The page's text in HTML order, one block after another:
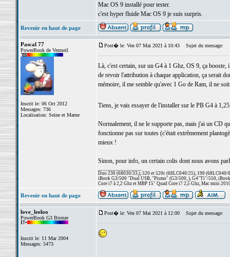
Mac OS 9 installé pour tester.
c'est hyper fluide Mac OS 9 je suis surpris.
Revenir en haut de page
Pascal 77
PowerBook de Vermeil
Inscrit le: 06 Oct 2012
Messages: 736
Localisation: Seine et Marne
Post� le: Ven 07 Mai 2021 à 10:43 Sujet du message:
Là, c'est certain, sur un G4 à 1 Ghz, OS 9, ça
de revoir l'attribution à chaque application, ça serait
mémoire, il me semble qu'avec 1 Go de Ram, il ne
Tiens, je vais essayer de l'installer sur le PB G4 à
Normalement, il ne le supporte pas, mais j'ai un CD
fonctionne pas sur toutes (c'était extrêmement
mieux !
Sinon, pour info, un certain colis dont nous avons
Duo 230 (68030/33,), 520 et 520c (68LC040/25), 190 (68LC040/
iBook G3/500 "Dual USB, "Pismo" (G3/500, ), G4"Ti"/550,
Core i7 à 2,2 Ghz et MBP 15" Quad Core i7 2,5 Ghz, Mac mini
Revenir en haut de page
love_leeloo
PowerBook G3 Bronze
Inscrit le: 11 Mar 2004
Messages: 5473
Post� le: Ven 07 Mai 2021 à 12:00 Sujet du message: